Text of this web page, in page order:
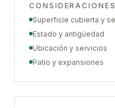
Superficie cubierta y
Estado y antigüedad
Ubicación y servicios
Patio y expansiones